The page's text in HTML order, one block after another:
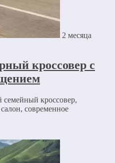
2 месяца
кроссовер с
кроссовер,
современное